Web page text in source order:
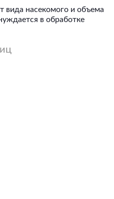
вида насекомого и объема
в обработке